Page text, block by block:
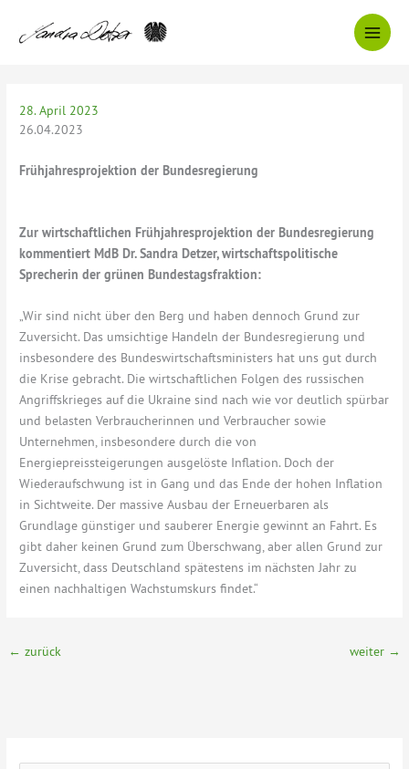
Inhalt
28. April 2023
26.04.2023
Frühjahresprojektion der Bundesregierung
Zur wirtschaftlichen Frühjahresprojektion der Bundesregierung
kommentiert MdB Dr. Sandra Detzer, wirtschaftspolitische
Sprecherin der grünen Bundestagsfraktion:
„Wir sind nicht über den Berg und haben dennoch Grund zur
Zuversicht. Das umsichtige Handeln der Bundesregierung und
insbesondere des Bundeswirtschaftsministers hat uns gut durch
die Krise gebracht. Die wirtschaftlichen Folgen des russischen
Angriffskrieges auf die Ukraine sind nach wie vor deutlich spürbar
und belasten Verbraucherinnen und Verbraucher sowie
Unternehmen, insbesondere durch die von
Energiepreissteigerungen ausgelöste Inflation. Doch der
Wiederaufschwung ist in Gang und das Ende der hohen Inflation
in Sichtweite. Der massive Ausbau der Erneuerbaren als
Grundlage günstiger und sauberer Energie gewinnt an Fahrt. Es
gibt daher keinen Grund zum Überschwang, aber allen Grund zur
Zuversicht, dass Deutschland spätestens im nächsten Jahr zu
einen nachhaltigen Wachstumskurs findet.“
← zurück weiter →